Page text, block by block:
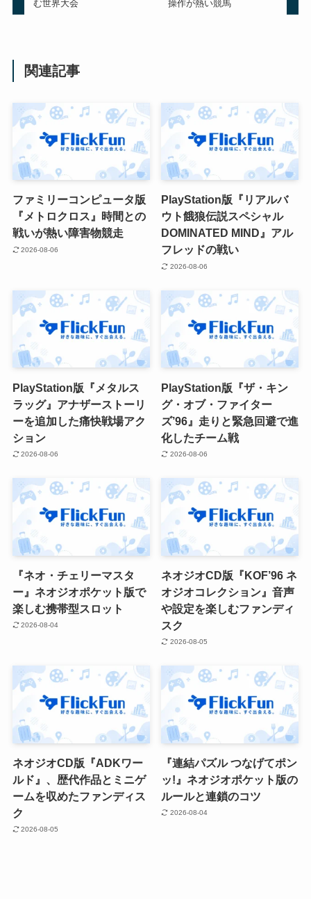
む世界大会
操作が熱い競馬
関連記事
ファミリーコンピュータ版
『メトロクロス』時間との
戦いが熱い障害物競走
2026-08-06
PlayStation版『リアルバ
ウト餓狼伝説スペシャル
DOMINATED MIND』アル
フレッドの戦い
2026-08-06
PlayStation版『メタルス
ラッグ』アナザーストーリ
ーを追加した痛快戦場アク
ション
2026-08-06
PlayStation版『ザ・キン
グ・オブ・ファイター
ズ’96』走りと緊急回避で進
化したチーム戦
2026-08-06
『ネオ・チェリーマスタ
ー』ネオジオポケット版で
楽しむ携帯型スロット
2026-08-04
ネオジオCD版『KOF’96 ネ
オジオコレクション』音声
や設定を楽しむファンディ
スク
2026-08-05
ネオジオCD版『ADKワー
ルド』、歴代作品とミニゲ
ームを収めたファンディス
ク
2026-08-05
『連結パズル つなげてポン
ッ!』ネオジオポケット版の
ルールと連鎖のコツ
2026-08-04